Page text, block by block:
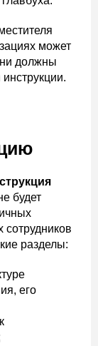
может
должны
будет
сотрудников
разделы:
его